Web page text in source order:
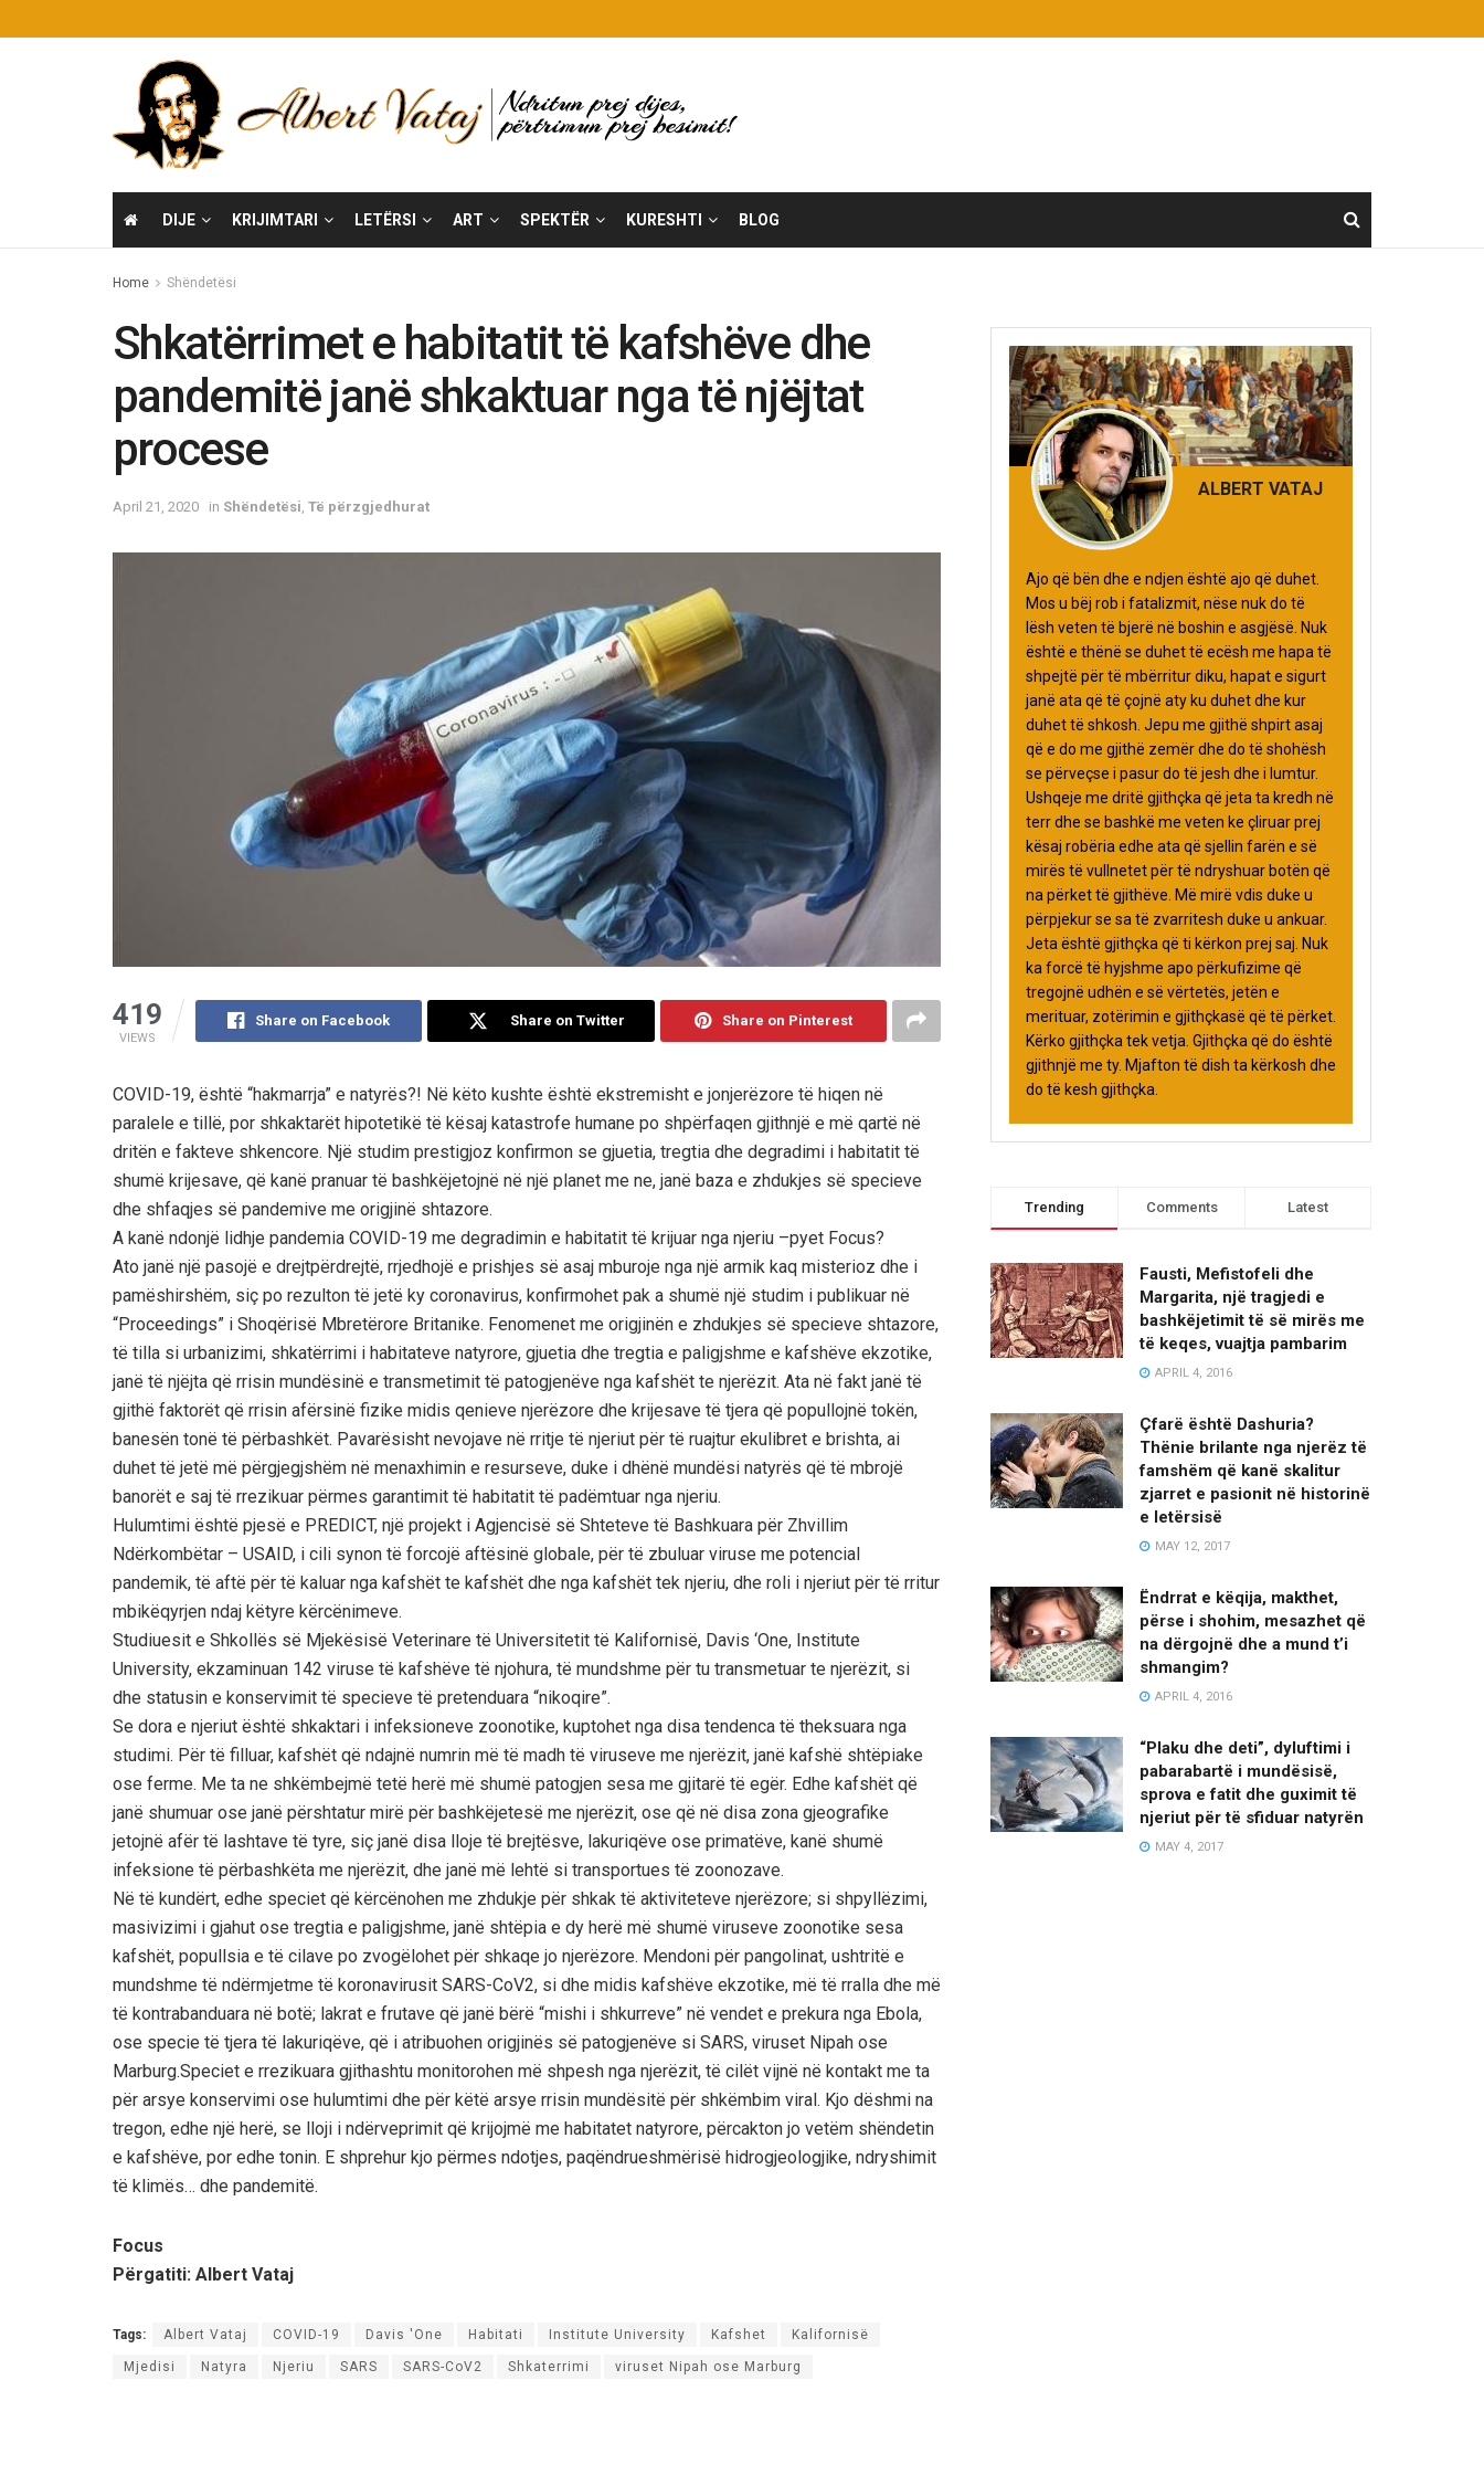
DIJE KRIJIMTARI LETËRSI ART SPEKTËR KURESHTI BLOG
Home Shëndetësi
Shkatërrimet e habitatit të kafshëve dhe
pandemitë janë shkaktuar nga të njëjtat
procese
April 21, 2020 in Shëndetësi Të përzgjedhurat
419
VIEWS
Share on Facebook Share on Twitter Share on Pinterest
COVID-19, është “hakmarrja” e natyrës?! Në këto kushte është ekstremisht e jonjerëzore të hiqen në
paralele e tillë, por shkaktarët hipotetikë të kësaj katastrofe humane po shpërfaqen gjithnjë e më qartë në
dritën e fakteve shkencore. Një studim prestigjoz konfirmon se gjuetia, tregtia dhe degradimi i habitatit të
shumë krijesave, që kanë pranuar të bashkëjetojnë në një planet me ne, janë baza e zhdukjes së specieve
dhe shfaqjes së pandemive me origjinë shtazore.
A kanë ndonjë lidhje pandemia COVID-19 me degradimin e habitatit të krijuar nga njeriu –pyet Focus?
Ato janë një pasojë e drejtpërdrejtë, rrjedhojë e prishjes së asaj mburoje nga një armik kaq misterioz dhe i
pamëshirshëm, siç po rezulton të jetë ky coronavirus, konfirmohet pak a shumë një studim i publikuar në
“Proceedings” i Shoqërisë Mbretërore Britanike. Fenomenet me origjinën e zhdukjes së specieve shtazore,
të tilla si urbanizimi, shkatërrimi i habitateve natyrore, gjuetia dhe tregtia e paligjshme e kafshëve ekzotike,
janë të njëjta që rrisin mundësinë e transmetimit të patogjenëve nga kafshët te njerëzit. Ata në fakt janë të
gjithë faktorët që rrisin afërsinë fizike midis qenieve njerëzore dhe krijesave të tjera që popullojnë tokën,
banesën tonë të përbashkët. Pavarësisht nevojave në rritje të njeriut për të ruajtur ekulibret e brishta, ai
duhet të jetë më përgjegjshëm në menaxhimin e resurseve, duke i dhënë mundësi natyrës që të mbrojë
banorët e saj të rrezikuar përmes garantimit të habitatit të padëmtuar nga njeriu.
Hulumtimi është pjesë e PREDICT, një projekt i Agjencisë së Shteteve të Bashkuara për Zhvillim
Ndërkombëtar – USAID, i cili synon të forcojë aftësinë globale, për të zbuluar viruse me potencial
pandemik, të aftë për të kaluar nga kafshët te kafshët dhe nga kafshët tek njeriu, dhe roli i njeriut për të rritur
mbikëqyrjen ndaj këtyre kërcënimeve.
Studiuesit e Shkollës së Mjekësisë Veterinare të Universitetit të Kalifornisë, Davis ‘One, Institute
University, ekzaminuan 142 viruse të kafshëve të njohura, të mundshme për tu transmetuar te njerëzit, si
dhe statusin e konservimit të specieve të pretenduara “nikoqire”.
Se dora e njeriut është shkaktari i infeksioneve zoonotike, kuptohet nga disa tendenca të theksuara nga
studimi. Për të filluar, kafshët që ndajnë numrin më të madh të viruseve me njerëzit, janë kafshë shtëpiake
ose ferme. Me ta ne shkëmbejmë tetë herë më shumë patogjen sesa me gjitarë të egër. Edhe kafshët që
janë shumuar ose janë përshtatur mirë për bashkëjetesë me njerëzit, ose që në disa zona gjeografike
jetojnë afër të lashtave të tyre, siç janë disa lloje të brejtësve, lakuriqëve ose primatëve, kanë shumë
infeksione të përbashkëta me njerëzit, dhe janë më lehtë si transportues të zoonozave.
Në të kundërt, edhe speciet që kërcënohen me zhdukje për shkak të aktiviteteve njerëzore; si shpyllëzimi,
masivizimi i gjahut ose tregtia e paligjshme, janë shtëpia e dy herë më shumë viruseve zoonotike sesa
kafshët, popullsia e të cilave po zvogëlohet për shkaqe jo njerëzore. Mendoni për pangolinat, ushtritë e
mundshme të ndërmjetme të koronavirusit SARS-CoV2, si dhe midis kafshëve ekzotike, më të rralla dhe më
të kontrabanduara në botë; lakrat e frutave që janë bërë “mishi i shkurreve” në vendet e prekura nga Ebola,
ose specie të tjera të lakuriqëve, që i atribuohen origjinës së patogjenëve si SARS, viruset Nipah ose
Marburg.Speciet e rrezikuara gjithashtu monitorohen më shpesh nga njerëzit, të cilët vijnë në kontakt me ta
për arsye konservimi ose hulumtimi dhe për këtë arsye rrisin mundësitë për shkëmbim viral. Kjo dëshmi na
tregon, edhe një herë, se lloji i ndërveprimit që krijojmë me habitatet natyrore, përcakton jo vetëm shëndetin
e kafshëve, por edhe tonin. E shprehur kjo përmes ndotjes, paqëndrueshmërisë hidrogjeologjike, ndryshimit
të klimës… dhe pandemitë.
Focus
Përgatiti: Albert Vataj
Tags: Albert Vataj COVID-19 Davis 'One Habitati Institute University Kafshet Kalifornisë
Mjedisi Natyra Njeriu SARS SARS-CoV2 Shkaterrimi viruset Nipah ose Marburg
ALBERT VATAJ
Ajo që bën dhe e ndjen është ajo që duhet.
Mos u bëj rob i fatalizmit, nëse nuk do të
lësh veten të bjerë në boshin e asgjësë. Nuk
është e thënë se duhet të ecësh me hapa të
shpejtë për të mbërritur diku, hapat e sigurt
janë ata që të çojnë aty ku duhet dhe kur
duhet të shkosh. Jepu me gjithë shpirt asaj
që e do me gjithë zemër dhe do të shohësh
se përveçse i pasur do të jesh dhe i lumtur.
Ushqeje me dritë gjithçka që jeta ta kredh në
terr dhe se bashkë me veten ke çliruar prej
kësaj robëria edhe ata që sjellin farën e së
mirës të vullnetet për të ndryshuar botën që
na përket të gjithëve. Më mirë vdis duke u
përpjekur se sa të zvarritesh duke u ankuar.
Jeta është gjithçka që ti kërkon prej saj. Nuk
ka forcë të hyjshme apo përkufizime që
tregojnë udhën e së vërtetës, jetën e
merituar, zotërimin e gjithçkasë që të përket.
Kërko gjithçka tek vetja. Gjithçka që do është
gjithnjë me ty. Mjafton të dish ta kërkosh dhe
do të kesh gjithçka.
Trending Comments Latest
Fausti, Mefistofeli dhe
Margarita, një tragjedi e
bashkëjetimit të së mirës me
të keqes, vuajtja pambarim
APRIL 4, 2016
Çfarë është Dashuria?
Thënie brilante nga njerëz të
famshëm që kanë skalitur
zjarret e pasionit në historinë
e letërsisë
MAY 12, 2017
Ëndrrat e këqija, makthet,
përse i shohim, mesazhet që
na dërgojnë dhe a mund t’i
shmangim?
APRIL 4, 2016
“Plaku dhe deti”, dyluftimi i
pabarabartë i mundësisë,
sprova e fatit dhe guximit të
njeriut për të sfiduar natyrën
MAY 4, 2017